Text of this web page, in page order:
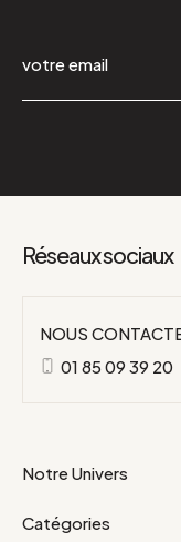
Réseaux sociaux
NOUS
01 85 09 39 20
Notre Univers
Catégories